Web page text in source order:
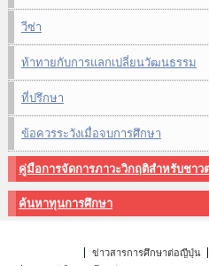
วีซ่า
ท้าทายกับการแลกเปลี่ยนวัฒนธรรม
ที่ปรึกษา
ข้อควรระวังเมื่อจบการศึกษา
คู่มือการจัดการภาวะวิกฤติสำหรับชาว
ค้นหาทุนการศึกษา
ข่าวสารการศึกษาต่อญี่ปุ่น